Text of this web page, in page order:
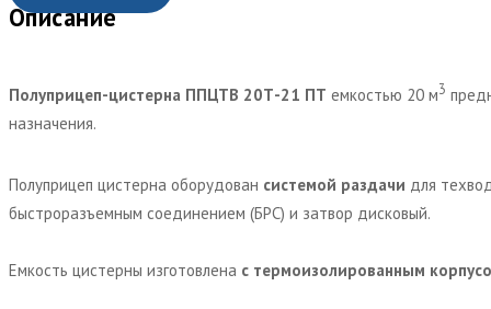
Описание
Полуприцеп-цистерна ППЦТВ 20Т-21 ПТ емкостью 20 м3
назначения.
Полуприцеп цистерна оборудован системой раздачи для
быстроразъемным соединением (БРС) и затвор дисковый.
Емкость цистерны изготовлена с термоизолированным